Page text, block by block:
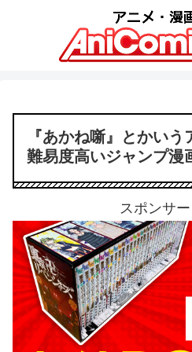
『あかね噺』とかい
難易度高いジャンプ漫
スポンサ